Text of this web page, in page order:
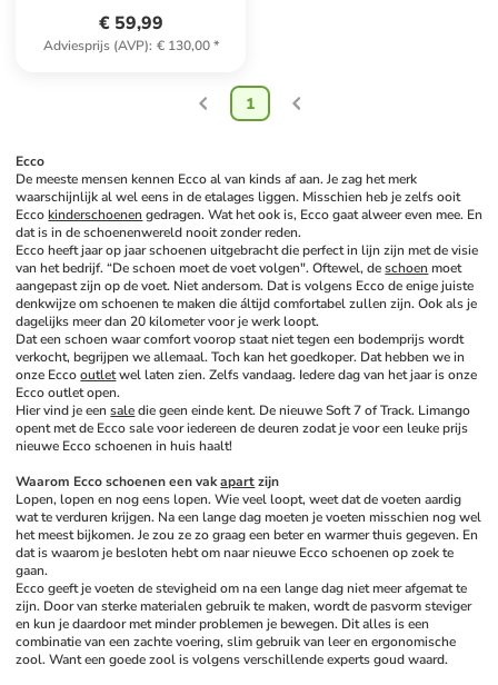
€ 59,99
Adviesprijs (AVP): € 130,00*
1
Ecco
De meeste mensen kennen Ecco al van kinds af aan. Je zag het merk
waarschijnlijk al wel eens in de etalages liggen. Misschien heb je zelfs ooit
Ecco kinderschoenen gedragen. Wat het ook is, Ecco gaat alweer even mee. En
dat is in de schoenenwereld nooit zonder reden.
Ecco heeft jaar op jaar schoenen uitgebracht die perfect in lijn zijn met de visie
van het bedrijf. “De schoen moet de voet volgen". Oftewel, de schoen moet
aangepast zijn op de voet. Niet andersom. Dat is volgens Ecco de enige juiste
denkwijze om schoenen te maken die áltijd comfortabel zullen zijn. Ook als je
dagelijks meer dan 20 kilometer voor je werk loopt.
Dat een schoen waar comfort voorop staat niet tegen een bodemprijs wordt
verkocht, begrijpen we allemaal. Toch kan het goedkoper. Dat hebben we in
onze Ecco outlet wel laten zien. Zelfs vandaag. Iedere dag van het jaar is onze
Ecco outlet open.
Hier vind je een sale die geen einde kent. De nieuwe Soft 7 of Track. Limango
opent met de Ecco sale voor iedereen de deuren zodat je voor een leuke prijs
nieuwe Ecco schoenen in huis haalt!
Waarom Ecco schoenen een vak apart zijn
Lopen, lopen en nog eens lopen. Wie veel loopt, weet dat de voeten aardig
wat te verduren krijgen. Na een lange dag moeten je voeten misschien nog wel
het meest bijkomen. Je zou ze zo graag een beter en warmer thuis gegeven. En
dat is waarom je besloten hebt om naar nieuwe Ecco schoenen op zoek te
gaan.
Ecco geeft je voeten de stevigheid om na een lange dag niet meer afgemat te
zijn. Door van sterke materialen gebruik te maken, wordt de pasvorm steviger
en kun je daardoor met minder problemen je bewegen. Dit alles is een
combinatie van een zachte voering, slim gebruik van leer en ergonomische
zool. Want een goede zool is volgens verschillende experts goud waard.